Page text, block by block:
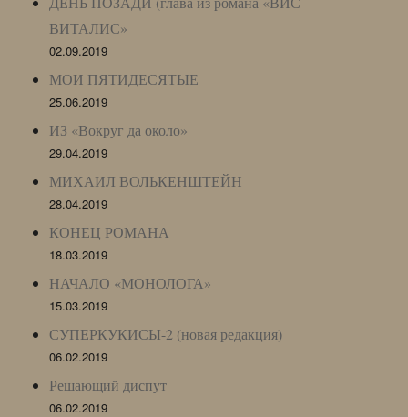
ВИТАЛИС»
02.09.2019
МОИ ПЯТИДЕСЯТЫЕ
25.06.2019
ИЗ «Вокруг да около»
29.04.2019
МИХАИЛ ВОЛЬКЕНШТЕЙН
28.04.2019
КОНЕЦ РОМАНА
18.03.2019
НАЧАЛО «МОНОЛОГА»
15.03.2019
СУПЕРКУКИСЫ-2 (новая редакция)
06.02.2019
Решающий диспут
06.02.2019